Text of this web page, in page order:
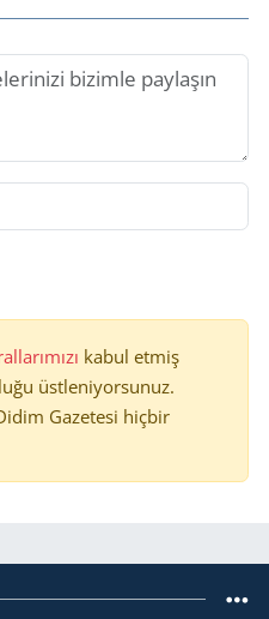
kabul etmiş
üstleniyorsunuz.
Gazetesi hiçbir